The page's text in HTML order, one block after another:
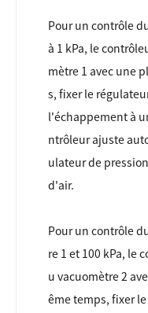
Pour un contrôle
à 1 kPa, le
mètre 1 avec une
s, fixer le
l'échappement à
ntrôleur ajuste
ulateur de
d'air.
Pour un contrôle
re 1 et 100 kPa, le
u vacuomètre 2
ême temps, fixer